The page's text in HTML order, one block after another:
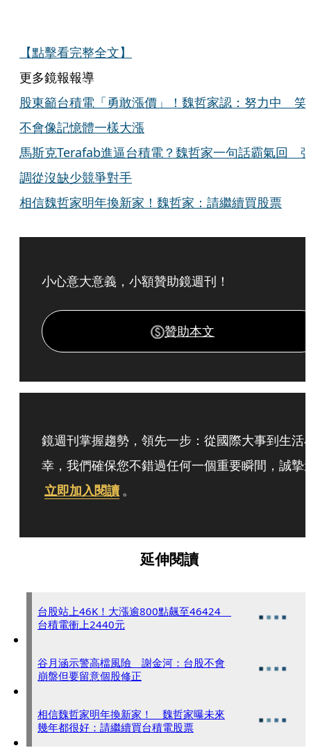
【點擊看完整全文】
更多鏡報報導
股東籲台積電「勇敢漲價」！魏哲家認：努力中 笑
不會像記憶體一樣大漲
馬斯克Terafab進逼台積電？魏哲家一句話霸氣回
調從沒缺少競爭對手
相信魏哲家明年換新家！魏哲家：請繼續買股票
小心意大意義，小額贊助鏡週刊！
贊助本文
鏡週刊掌握趨勢，領先一步：從國際大事到生活
幸，我們確保您不錯過任何一個重要瞬間，誠摯
立即加入閱讀 。
延伸閱讀
台股站上46K！大漲逾800點飆至46424
台積電衝上2440元
谷月涵示警高檔風險 謝金河：台股不會
崩盤但要留意個股修正
相信魏哲家明年換新家！ 魏哲家曝未來
幾年都很好：請繼續買台積電股票